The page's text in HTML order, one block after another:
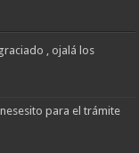
, ojalá los
para el trámite